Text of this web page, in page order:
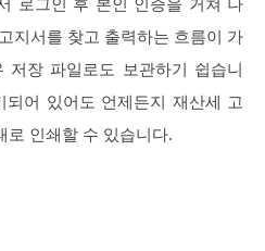
로그인 후 본인 인증을 거쳐 나
지서를 찾고 출력하는 흐름이 가
장 파일로도 보관하기 쉽습니
어 있어도 언제든지 재산세 고
로 인쇄할 수 있습니다.